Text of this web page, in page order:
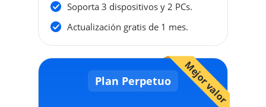
Soporta 3 dispositivos y 2 PCs.
Actualización gratis de 1 mes.
Mejor valor
Plan Perpetuo